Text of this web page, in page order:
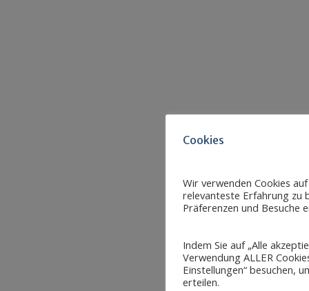
Cookies
Wir verwenden Cookies
relevanteste Erfahrung zu
Präferenzen und Besuche
Indem Sie auf „Alle
Verwendung ALLER
Einstellungen“ besuchen,
erteilen.